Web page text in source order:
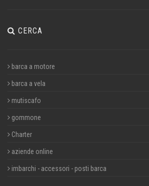
CERCA
barca a motore
barca a vela
mutiscafo
gommone
Charter
aziende online
imbarchi - accessori - posti barca